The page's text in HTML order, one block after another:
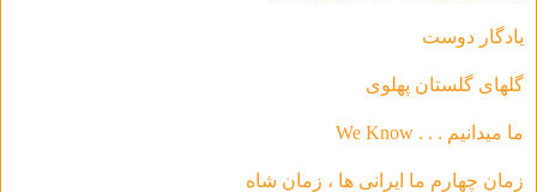
يادگار دوست
گلهاى گلستان پهلوى
ما ميدانيم . . . We Know
زمان چهارم ما ايرانى ها ، زمان شاه